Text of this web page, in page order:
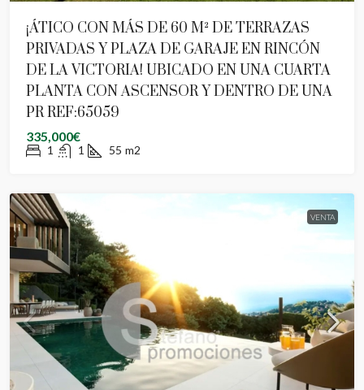
¡ÁTICO CON MÁS DE 60 M² DE TERRAZAS
PRIVADAS Y PLAZA DE GARAJE EN RINCÓN
DE LA VICTORIA! UBICADO EN UNA CUARTA
PLANTA CON ASCENSOR Y DENTRO DE UNA
PR REF:65059
335,000€
1 1 55 m2
VENTA